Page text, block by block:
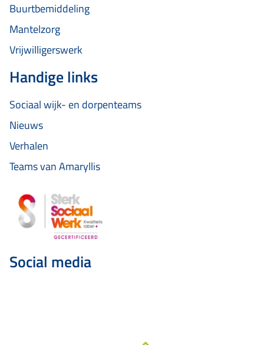
Buurtbemiddeling
Mantelzorg
Vrijwilligerswerk
Handige links
Sociaal wijk- en dorpenteams
Nieuws
Verhalen
Teams van Amaryllis
Social media